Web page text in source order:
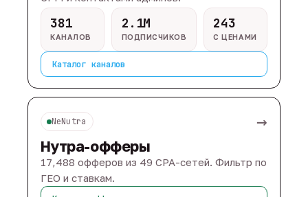
381
КАНАЛОВ
2.1M
ПОДПИСЧИКОВ
243
С ЦЕНАМИ
Каталог каналов
NeNutra →
Нутра-офферы
17,488 офферов из 49 CPA-сетей. Фильтр по
ГЕО и ставкам.